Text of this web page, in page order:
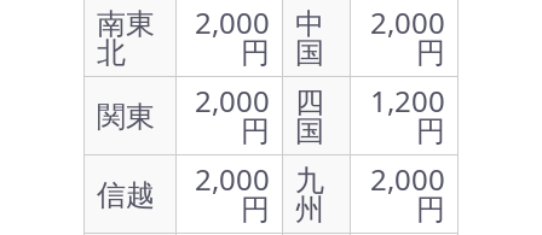
南東
北
2,000
円
中
国
2,000
円
関東
2,000
円
四
国
1,200
円
信越
2,000
円
九
州
2,000
円